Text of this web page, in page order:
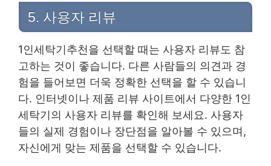
5. 사용자 리뷰
1인세탁기추천을 선택할 때는 사용자 리뷰도 참
고하는 것이 좋습니다. 다른 사람들의 의견과 경
험을 들어보면 더욱 정확한 선택을 할 수 있습니
다. 인터넷이나 제품 리뷰 사이트에서 다양한 1인
세탁기의 사용자 리뷰를 확인해 보세요. 사용자
들의 실제 경험이나 장단점을 알아볼 수 있으며,
자신에게 맞는 제품을 선택할 수 있습니다.